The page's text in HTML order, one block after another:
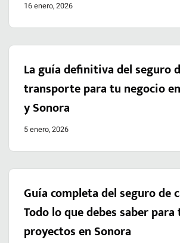
16 enero, 2026
La guía definitiva del seguro
transporte para tu negocio
y Sonora
5 enero, 2026
Guía completa del seguro de
Todo lo que debes saber para
proyectos en Sonora